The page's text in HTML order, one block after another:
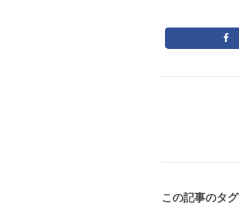
この記事のタグ